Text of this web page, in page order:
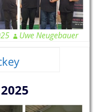
Uwe Neugebauer